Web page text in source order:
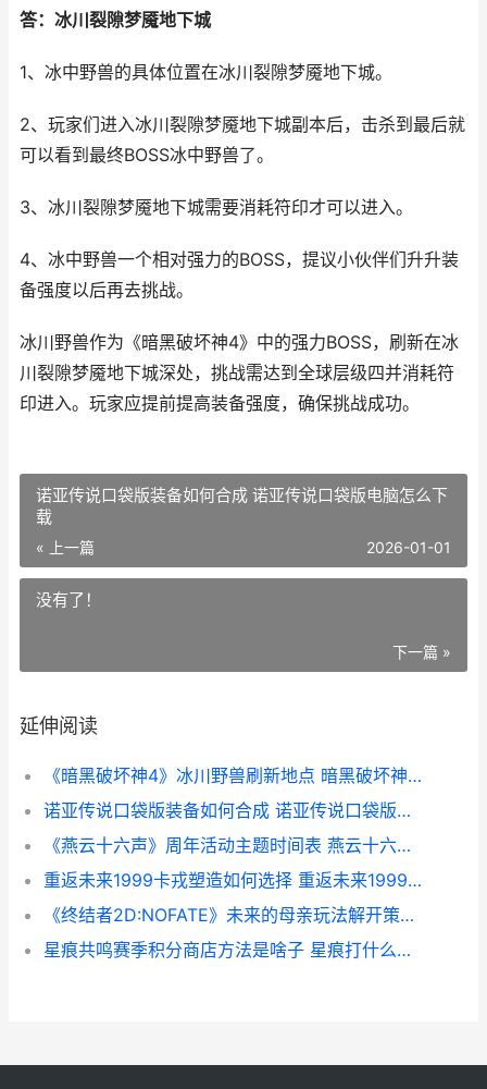
答：冰川裂隙梦魇地下城
1、冰中野兽的具体位置在冰川裂隙梦魇地下城。
2、玩家们进入冰川裂隙梦魇地下城副本后，击杀到最后就
可以看到最终BOSS冰中野兽了。
3、冰川裂隙梦魇地下城需要消耗符印才可以进入。
4、冰中野兽一个相对强力的BOSS，提议小伙伴们升升装
备强度以后再去挑战。
冰川野兽作为《暗黑破坏神4》中的强力BOSS，刷新在冰
川裂隙梦魇地下城深处，挑战需达到全球层级四并消耗符
印进入。玩家应提前提高装备强度，确保挑战成功。
诺亚传说口袋版装备如何合成 诺亚传说口袋版电脑怎么下
载
« 上一篇 2026-01-01
没有了！
下一篇 »
延伸阅读
《暗黑破坏神4》冰川野兽刷新地点 暗黑破坏神4配置要求
诺亚传说口袋版装备如何合成 诺亚传说口袋版电脑怎么下载
《燕云十六声》周年活动主题时间表 燕云十六声官服下载
重返未来1999卡戎塑造如何选择 重返未来1999卡珊德拉
《终结者2D:NOFATE》未来的母亲玩法解开策略 《终结者6:黑暗命运》
星痕共鸣赛季积分商店方法是啥子 星痕打什么位置